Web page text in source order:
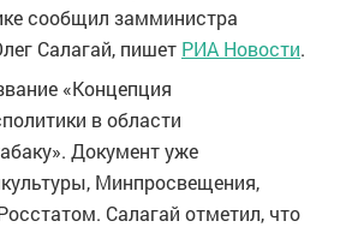
сообщил замминистра
Салагай, пишет РИА Новости.
«Концепция
в области
Документ уже
Минпросвещения,
Салагай отметил, что